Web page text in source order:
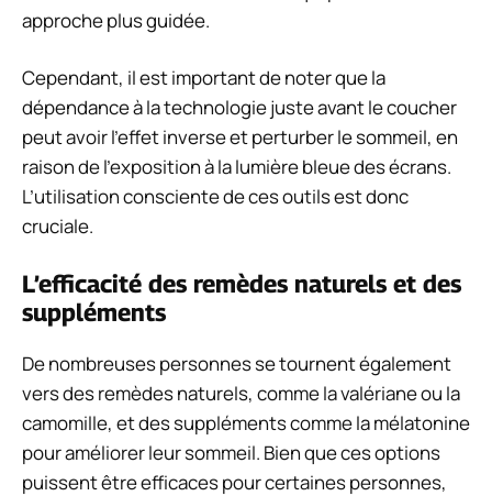
approche plus guidée.
Cependant, il est important de noter que la
dépendance à la technologie juste avant le coucher
peut avoir l’effet inverse et perturber le sommeil, en
raison de l’exposition à la lumière bleue des écrans.
L’utilisation consciente de ces outils est donc
cruciale.
L’efficacité des remèdes naturels et des
suppléments
De nombreuses personnes se tournent également
vers des remèdes naturels, comme la valériane ou la
camomille, et des suppléments comme la mélatonine
pour améliorer leur sommeil. Bien que ces options
puissent être efficaces pour certaines personnes,